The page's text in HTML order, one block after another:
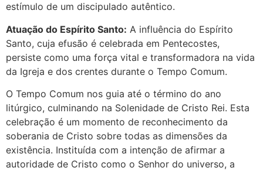
estímulo de um discipulado autêntico.
Atuação do Espírito Santo: A influência do Espírito
Santo, cuja efusão é celebrada em Pentecostes,
persiste como uma força vital e transformadora na vida
da Igreja e dos crentes durante o Tempo Comum.
O Tempo Comum nos guia até o término do ano
litúrgico, culminando na Solenidade de Cristo Rei. Esta
celebração é um momento de reconhecimento da
soberania de Cristo sobre todas as dimensões da
existência. Instituída com a intenção de afirmar a
autoridade de Cristo como o Senhor do universo, a